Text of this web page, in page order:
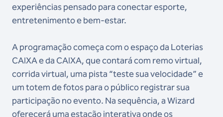
experiências pensado para conectar esporte,
entretenimento e bem-estar.
A programação começa com o espaço da Loterias
CAIXA e da CAIXA, que contará com remo virtual,
corrida virtual, uma pista “teste sua velocidade” e
um totem de fotos para o público registrar sua
participação no evento. Na sequência, a Wizard
oferecerá uma estação interativa onde os